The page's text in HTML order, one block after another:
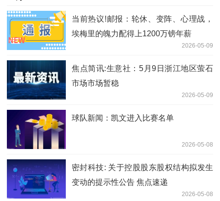
当前热议!邮报：轮休、变阵、心理战，
埃梅里的魄力配得上1200万镑年薪
2026-05-09
焦点简讯:生意社：5月9日浙江地区萤石
市场市场暂稳
2026-05-09
球队新闻：凯文进入比赛名单
2026-05-08
密封科技: 关于控股股东股权结构拟发生
变动的提示性公告 焦点速递
2026-05-08